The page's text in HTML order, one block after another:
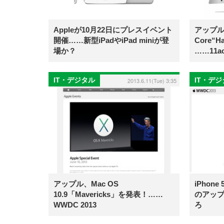
Appleが10月22日にプレスイベント
開催……新型iPadやiPad miniが登
場か？
アップ
IT・デジタル 2013.6.11(Tue) 3:35
アップル、Mac OS
10.9「Mavericks」を発表！……
WWDC 2013
IT・デジ
iPhone
のアッ
ろ